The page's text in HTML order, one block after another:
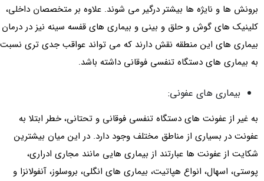
برونش ها و نایژه ها بیشتر درگیر می شوند. علاوه بر متخصصان داخلی،
کلینیک های گوش و حلق و بینی و بیماری های قفسه سینه نیز در درمان
بیماری های این منطقه نقش دارند که می تواند عواقب جدی تری نسبت
به بیماری های دستگاه تنفسی فوقانی داشته باشد.
بیماری های عفونی:
به غیر از عفونت های دستگاه تنفسی فوقانی و تحتانی، خطر ابتلا به
عفونت در بسیاری از مناطق مختلف وجود دارد. در این میان بیشترین
شکایت از عفونت ها عبارتند از بیماری هایی مانند مجاری ادراری،
پوستی، اسهال، انواع هپاتیت، بیماری های انگلی، بروسلوز، آنفولانزا و